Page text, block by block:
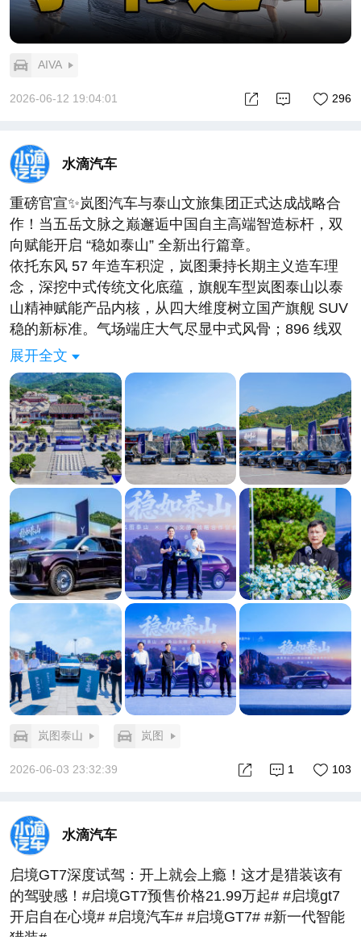
AIVA
2026-06-12 19:04:01 296
水滴汽车
重磅官宣✨岚图汽车与泰山文旅集团正式达成战略合
作！当五岳文脉之巅邂逅中国自主高端智造标杆，双
向赋能开启 “稳如泰山” 全新出行篇章。
依托东风 57 年造车积淀，岚图秉持长期主义造车理
念，深挖中式传统文化底蕴，旗舰车型岚图泰山以泰
山精神赋能产品内核，从四大维度树立国产旗舰 SUV
稳的新标准。气场端庄大气尽显中式风骨；896 线双
光路激光雷达加持智驾稳行无忧；三腔空悬 + 魔毯底
盘攻克全路况颠簸；超高强度车身搭配琥珀 2.0 电池
筑牢出行安全壁垒。
同步启动“泰山见千山”主题活动，岚图车队自泰山出
发踏遍五岳山河，用硬核实车性能鉴证 “稳如泰山” 产
品实力。以国风文脉赋能国产造车，岚图用智造实力
陪伴车主攀登人生高峰，奔赴万里山河！#当山东泰山
遇上泰山##岚图泰山稳如泰山##岚图泰山战略携手泰
山文旅##人生登顶有泰山
展开全文
岚图泰山 岚图
2026-06-03 23:32:39 103
1
水滴汽车
启境GT7深度试驾：开上就会上瘾！这才是猎装该有
的驾驶感！#启境GT7预售价格21.99万起# #启境gt7
开启自在心境# #启境汽车# #启境GT7# #新一代智能